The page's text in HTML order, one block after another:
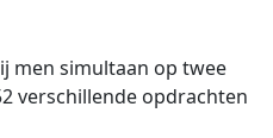
men simultaan op twee
verschillende opdrachten